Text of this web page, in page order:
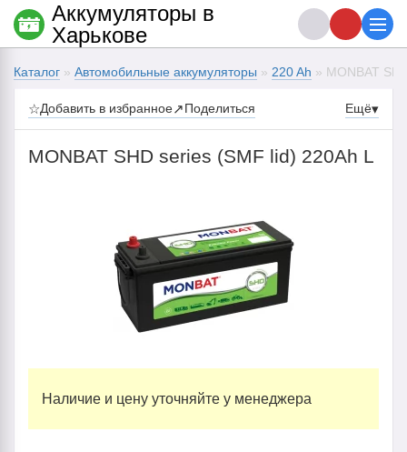
Каталог » Автомобильные аккумуляторы » 220 Ah » MONBAT
☆Добавить в избранное↗Поделиться Ещё▾
MONBAT SHD series (SMF lid) 220Ah L
Наличие и цену уточняйте у менеджера
Аккумуляторы в
Харькове